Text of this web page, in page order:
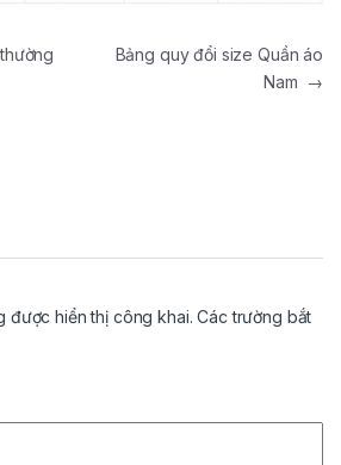
viết
Bảng quy đổi size Quần áo
Nam →
được hiển thị công khai. Các trường bắt